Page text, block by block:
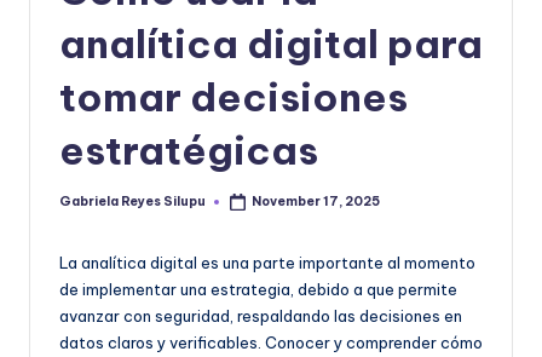
o
analítica digital para
tomar decisiones
estratégicas
Posted
Gabriela Reyes Silupu November 17, 2025
La analítica digital es una parte importante al momento
de implementar una estrategia, debido a que permite
avanzar con seguridad, respaldando las decisiones en
datos claros y verificables. Conocer y comprender cómo